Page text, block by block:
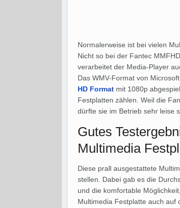
Normalerweise ist bei vielen
Nicht so bei der Fantec
verarbeitet der Media-Player
Das WMV-Format von
HD Format mit 1080p
Festplatten zählen. Weil die
dürfte sie im Betrieb sehr leise
Gutes
Multimedia
Diese prall ausgestattete
stellen. Dabei gab es die
und die komfortable
Multimedia Festplatte auch auf